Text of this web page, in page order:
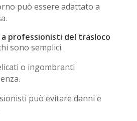
può essere adattato a
professionisti del trasloco
sono semplici.
o ingombranti
può evitare danni e